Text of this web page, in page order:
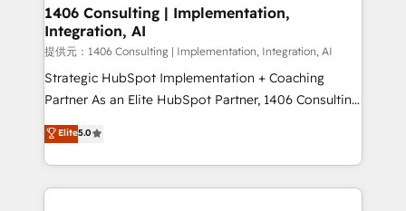
allowing companies to optimize processes and meet
the needs of the customer. We are part of Impresoft
Group, a group of specialized and complementary
companies that divide their offer into 4
Competence Centers: Smart Manufacturing,
The synergies generated by these integrations,
together with the combination of talents, skills,
1406 Consulting | Implementation,
Integration, AI
提供元：1406 Consulting | Implementation, Integration, AI
Strategic HubSpot Implementation + Coaching
Partner As an Elite HubSpot Partner, 1406 Consulting
helps mid-market revenue teams transform how
they sell, market, and serve. We don't just build your
HubSpot—we teach your team to own it, then stay
to help you keep winning. What We Do ⚙️ CRM
Elite5.0